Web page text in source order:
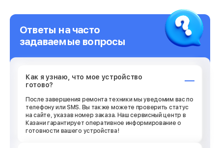
Ответы на часто
задаваемые вопросы
Как я узнаю, что мое устройство
готово?
После завершения ремонта техники мы уведомим вас по
телефону или SMS. Вы также можете проверить статус
на сайте, указав номер заказа. Наш сервисный центр в
Казани гарантирует оперативное информирование о
готовности вашего устройства!